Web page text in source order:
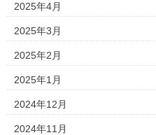
2025年4月
2025年3月
2025年2月
2025年1月
2024年12月
2024年11月